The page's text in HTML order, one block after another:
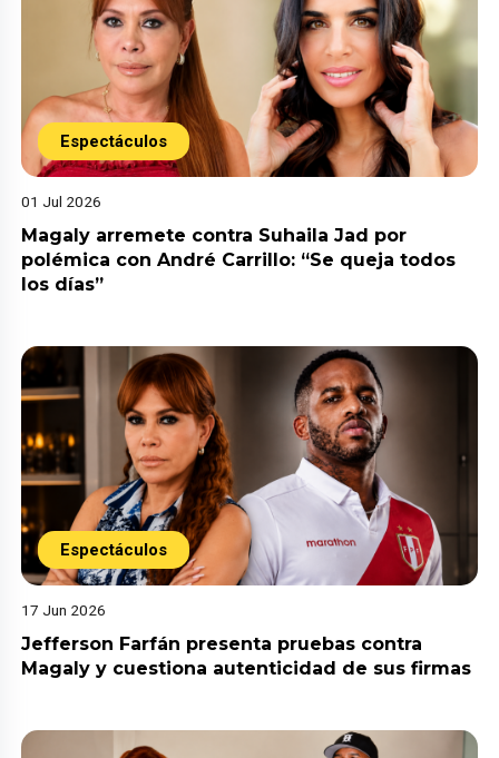
Espectáculos
01 Jul 2026
Magaly arremete contra Suhaila Jad por
polémica con André Carrillo: “Se queja todos
los días”
Espectáculos
17 Jun 2026
Jefferson Farfán presenta pruebas contra
Magaly y cuestiona autenticidad de sus firmas